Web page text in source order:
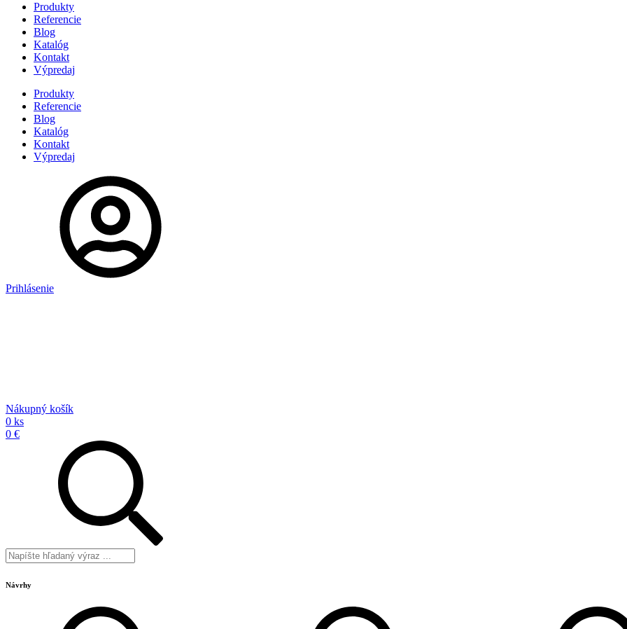
Produkty
Referencie
Blog
Katalóg
Kontakt
Výpredaj
Produkty
Referencie
Blog
Katalóg
Kontakt
Výpredaj
Prihlásenie
Nákupný košík
0 ks
0 €
Návrhy